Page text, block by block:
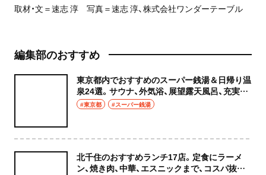
取材・文＝速志 淳 写真＝速志 淳、株式会社ワンダーテーブル
編集部のおすすめ
東京都内でおすすめのスーパー銭湯＆日帰り温
泉24選。サウナ、外気浴、展望露天風呂、充実の
癒やし空間へ
#東京都 #スーパー銭湯
北千住のおすすめランチ17店。定食にラーメ
ン、焼き肉、中華、エスニックまで、コスパ抜群